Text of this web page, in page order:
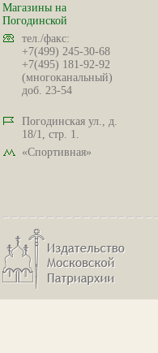
Магазины на
Погодинской
тел./факс:
+7(499) 245-30-68
+7(495) 181-92-92
(многоканальный)
доб. 23-54
Погодинская ул., д.
18/1, стр. 1.
«Спортивная»